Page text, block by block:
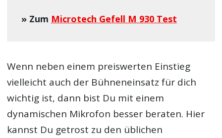
» Zum Microtech Gefell M 930 Test
Wenn neben einem preiswerten Einstieg
vielleicht auch der Bühneneinsatz für dich
wichtig ist, dann bist Du mit einem
dynamischen Mikrofon besser beraten. Hier
kannst Du getrost zu den üblichen